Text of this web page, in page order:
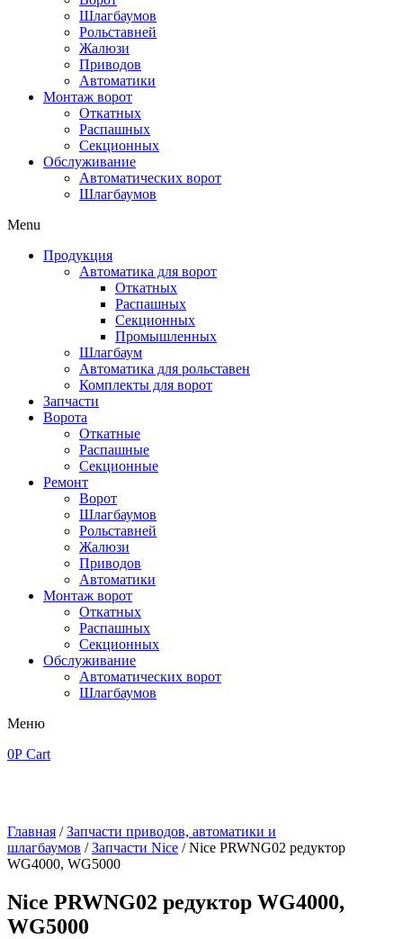
Шлагбаумов
Рольставней
Жалюзи
Приводов
Автоматики
Монтаж ворот
Откатных
Распашных
Секционных
Обслуживание
Автоматических ворот
Шлагбаумов
Menu
Продукция
Автоматика для ворот
Откатных
Распашных
Секционных
Промышленных
Шлагбаум
Автоматика для рольставен
Комплекты для ворот
Запчасти
Ворота
Откатные
Распашные
Секционные
Ремонт
Ворот
Шлагбаумов
Рольставней
Жалюзи
Приводов
Автоматики
Монтаж ворот
Откатных
Распашных
Секционных
Обслуживание
Автоматических ворот
Шлагбаумов
Меню
0Р Cart
Главная /Запчасти приводов, автоматики и
шлагбаумов /Запчасти Nice / Nice PRWNG02 редуктор
WG4000, WG5000
Nice PRWNG02 редуктор WG4000,
WG5000